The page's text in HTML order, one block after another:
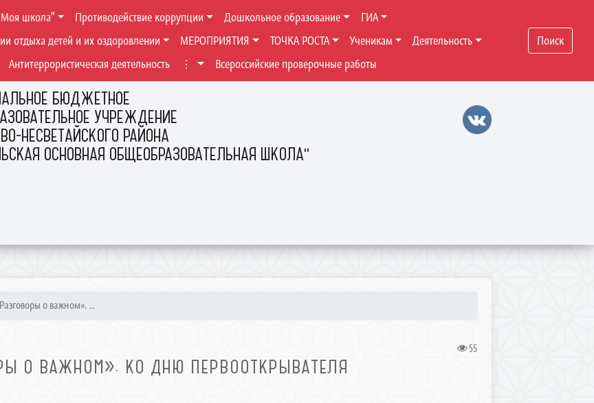
БЮДЖЕТНОЕ
УЧРЕЖДЕНИЕ
НЕСВЕТАЙСКОГО РАЙОНА
ОСНОВНАЯ ОБЩЕОБРАЗОВАТЕЛЬНАЯ ШКОЛА"
школа" Противодействие коррупции Дошкольное образование
ГИА
отдыха детей и их оздоровлении МЕРОПРИЯТИЯ ТОЧКА РОСТА Ученикам
Деятельность
Антитеррористическая деятельность ⋮ Всероссийские проверочные работы
Поиск
о важном». ...
55
О ВАЖНОМ». КО ДНЮ ПЕРВООТКРЫВАТЕЛЯ